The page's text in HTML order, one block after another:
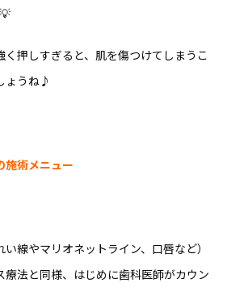
押しすぎると、肌を傷つけてしまうこ
ょうね♪
施術メニュー
線やマリオネットライン、口唇など）
療法と同様、はじめに歯科医師がカウン